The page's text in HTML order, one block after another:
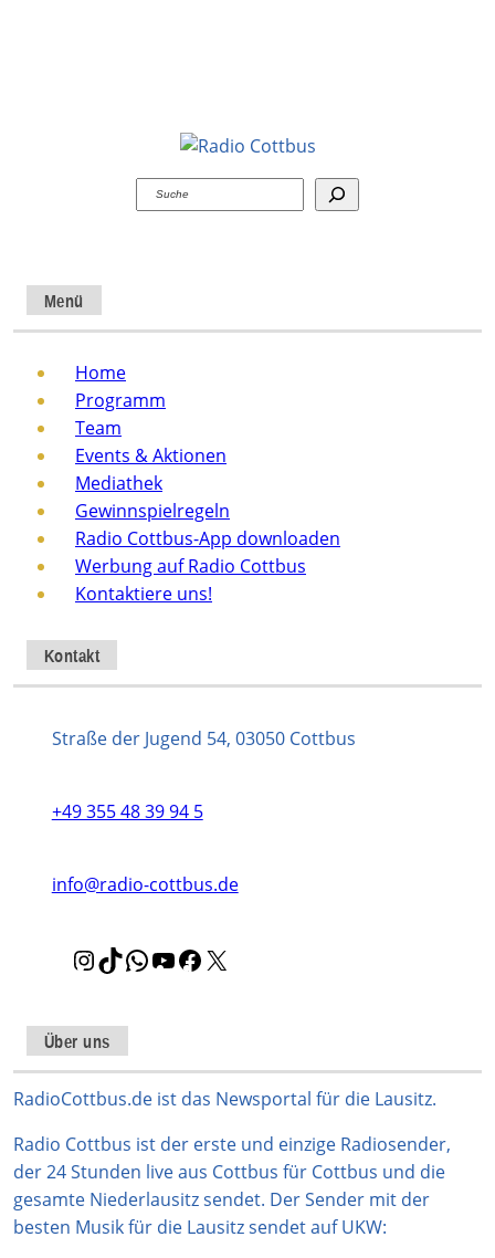
Suchen
Menü
Home
Programm
Team
Events & Aktionen
Mediathek
Gewinnspielregeln
Radio Cottbus-App downloaden
Werbung auf Radio Cottbus
Kontaktiere uns!
Kontakt
Straße der Jugend 54, 03050 Cottbus
+49 355 48 39 94 5
info@radio-cottbus.de
I
t
a
g
a
m
T
o
k
W
s
A
p
Y
u
b
F
b
o
k
Über uns
RadioCottbus.de ist das Newsportal für die Lausitz.
Radio Cottbus ist der erste und einzige Radiosender,
der 24 Stunden live aus Cottbus für Cottbus und die
gesamte Niederlausitz sendet. Der Sender mit der
besten Musik für die Lausitz sendet auf UKW: